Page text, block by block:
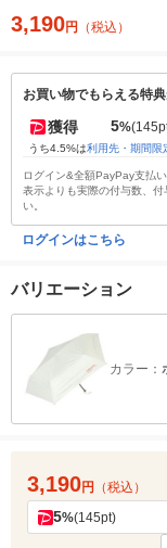
3,190円 （税込）
お買い物でもらえる特典
獲得 5%
うち4.5%は利用先・期間限
ログイン&全額PayPay支払
表示よりも実際の付与数、
い。
ログインはこちら
バリエーション
カラー：
3,190円 （税込）
5%(145pt)